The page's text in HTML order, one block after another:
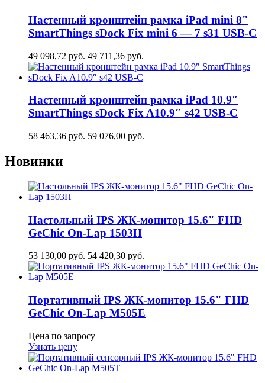
Настенный кронштейн рамка iPad mini 8"
SmartThings sDock Fix mini 6 — 7 s31 USB-C
49 098,72 руб. 49 711,36 руб.
Настенный кронштейн рамка iPad 10.9″
SmartThings sDock Fix A10.9″ s42 USB-C
58 463,36 руб. 59 076,00 руб.
Новинки
Настольный IPS ЖК-монитор 15.6" FHD
GeСhic On-Lap 1503H
53 130,00 руб. 54 420,30 руб.
Портативный IPS ЖК-монитор 15.6" FHD
GeСhic On-Lap M505E
Цена по запросу
Узнать цену